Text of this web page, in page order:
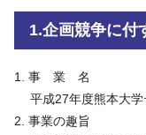
1.企画競争に付
事 業 名
平成27年度熊本大
事業の趣旨